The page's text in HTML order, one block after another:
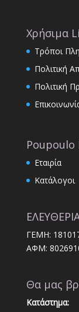
Χρήσιμα
Τρόποι
Πολιτική
Πολιτική
Poupoulo
Εταιρία
Κατάλογοι
ΓΕΜΗ:
ΑΦΜ:
Θα μας
Κατάστημα: